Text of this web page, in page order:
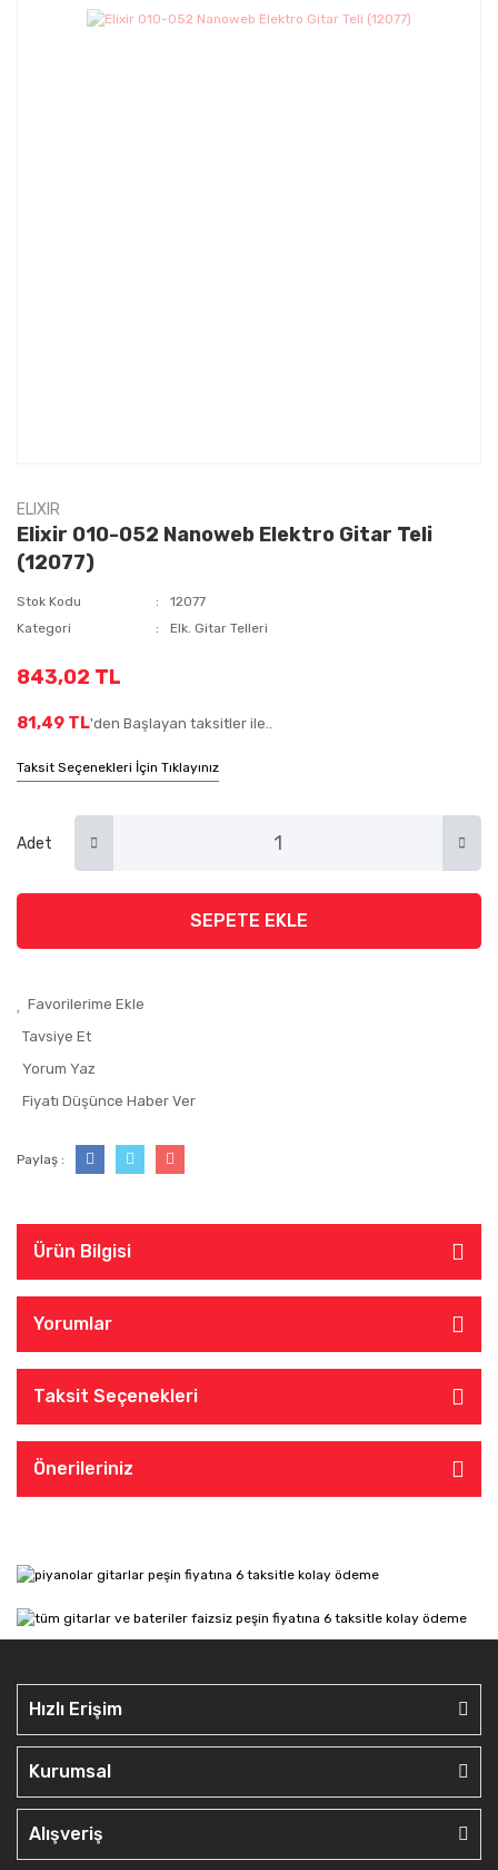
ELIXIR
Elixir 010-052 Nanoweb Elektro Gitar Teli
(12077)
Stok Kodu
12077
Kategori
Elk. Gitar Telleri
843,02 TL
81,49 TL'den Başlayan taksitler ile..
Taksit Seçenekleri İçin Tıklayınız
Adet
SEPETE EKLE
Tavsiye Et
Yorum Yaz
Fiyatı Düşünce Haber Ver
Paylaş :
Ürün Bilgisi
Yorumlar
Taksit Seçenekleri
Önerileriniz
Hızlı Erişim
Kurumsal
Alışveriş